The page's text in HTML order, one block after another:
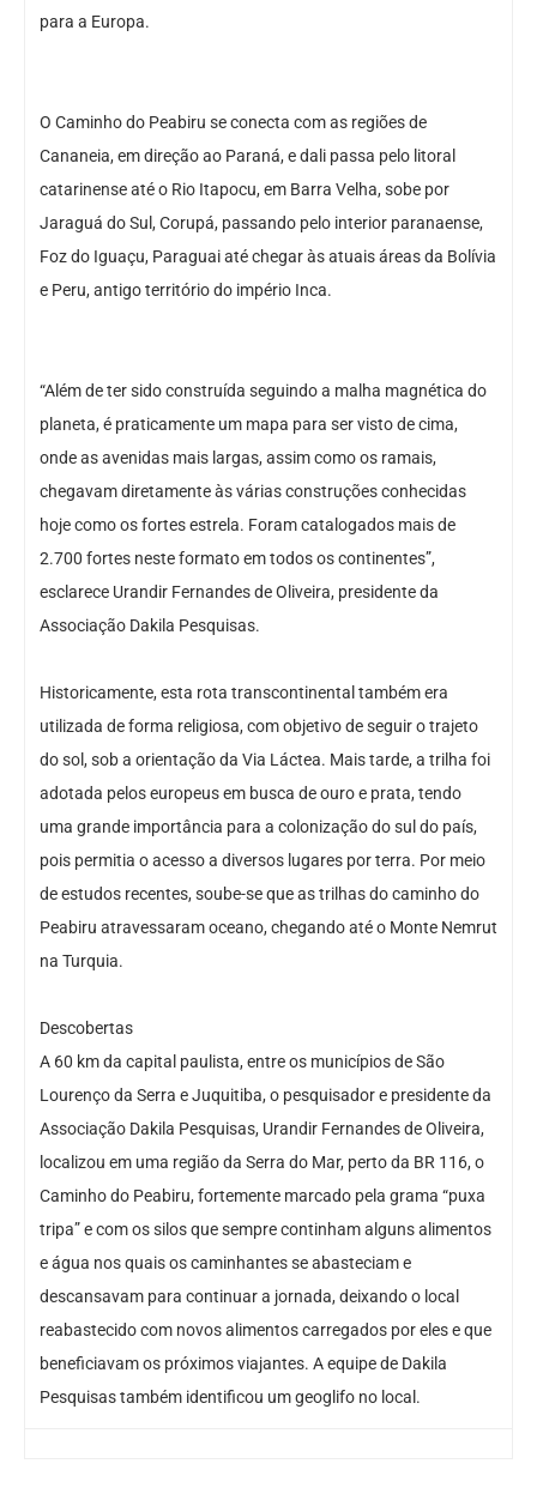
para a Europa.
O Caminho do Peabiru se conecta com as regiões de
Cananeia, em direção ao Paraná, e dali passa pelo litoral
catarinense até o Rio Itapocu, em Barra Velha, sobe por
Jaraguá do Sul, Corupá, passando pelo interior paranaense,
Foz do Iguaçu, Paraguai até chegar às atuais áreas da Bolívia
e Peru, antigo território do império Inca.
“Além de ter sido construída seguindo a malha magnética do
planeta, é praticamente um mapa para ser visto de cima,
onde as avenidas mais largas, assim como os ramais,
chegavam diretamente às várias construções conhecidas
hoje como os fortes estrela. Foram catalogados mais de
2.700 fortes neste formato em todos os continentes”,
esclarece Urandir Fernandes de Oliveira, presidente da
Associação Dakila Pesquisas.
Historicamente, esta rota transcontinental também era
utilizada de forma religiosa, com objetivo de seguir o trajeto
do sol, sob a orientação da Via Láctea. Mais tarde, a trilha foi
adotada pelos europeus em busca de ouro e prata, tendo
uma grande importância para a colonização do sul do país,
pois permitia o acesso a diversos lugares por terra. Por meio
de estudos recentes, soube-se que as trilhas do caminho do
Peabiru atravessaram oceano, chegando até o Monte Nemrut
na Turquia.
Descobertas
A 60 km da capital paulista, entre os municípios de São
Lourenço da Serra e Juquitiba, o pesquisador e presidente da
Associação Dakila Pesquisas, Urandir Fernandes de Oliveira,
localizou em uma região da Serra do Mar, perto da BR 116, o
Caminho do Peabiru, fortemente marcado pela grama “puxa
tripa” e com os silos que sempre continham alguns alimentos
e água nos quais os caminhantes se abasteciam e
descansavam para continuar a jornada, deixando o local
reabastecido com novos alimentos carregados por eles e que
beneficiavam os próximos viajantes. A equipe de Dakila
Pesquisas também identificou um geoglifo no local.